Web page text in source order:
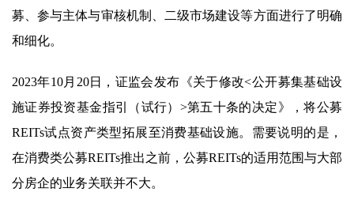
募、参与主体与审核机制、二级市场建设等方面进行了明确
和细化。
2023年10月20日，证监会发布《关于修改<公开募集基础设
施证券投资基金指引（试行）>第五十条的决定》，将公募
REITs试点资产类型拓展至消费基础设施。需要说明的是，
在消费类公募REITs推出之前，公募REITs的适用范围与大部
分房企的业务关联并不大。